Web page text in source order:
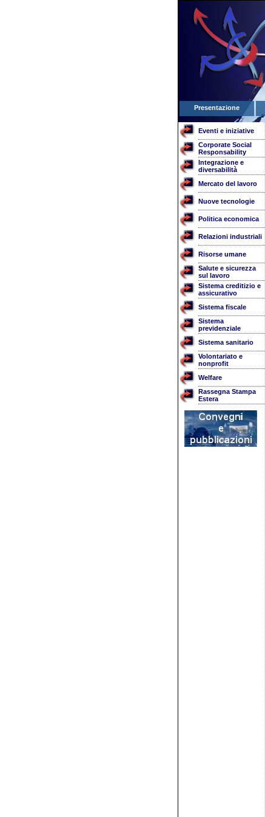
Presentazione
Eventi e iniziative
Corporate Social
Responsability
Integrazione e
diversabilità
Mercato del lavoro
Nuove tecnologie
Politica economica
Relazioni industriali
Risorse umane
Salute e sicurezza
sul lavoro
Sistema creditizio e
assicurativo
Sistema fiscale
Sistema
previdenziale
Sistema sanitario
Volontariato e
nonprofit
Welfare
Rassegna Stampa
Estera